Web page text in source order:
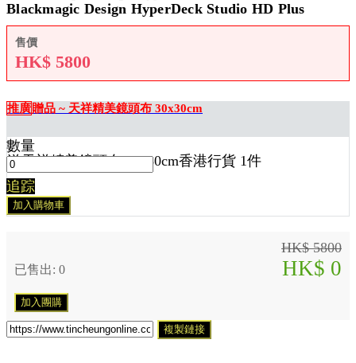
Blackmagic Design HyperDeck Studio HD Plus
售價
HK$ 5800
推廣贈品 ~ 天祥精美鏡頭布 30x30cm
送天祥精美鏡頭布 30x30cm香港行貨 1件
數量
追踪
加入購物車
HK$ 5800
已售出: 0 HK$ 0
加入團購
複製鏈接